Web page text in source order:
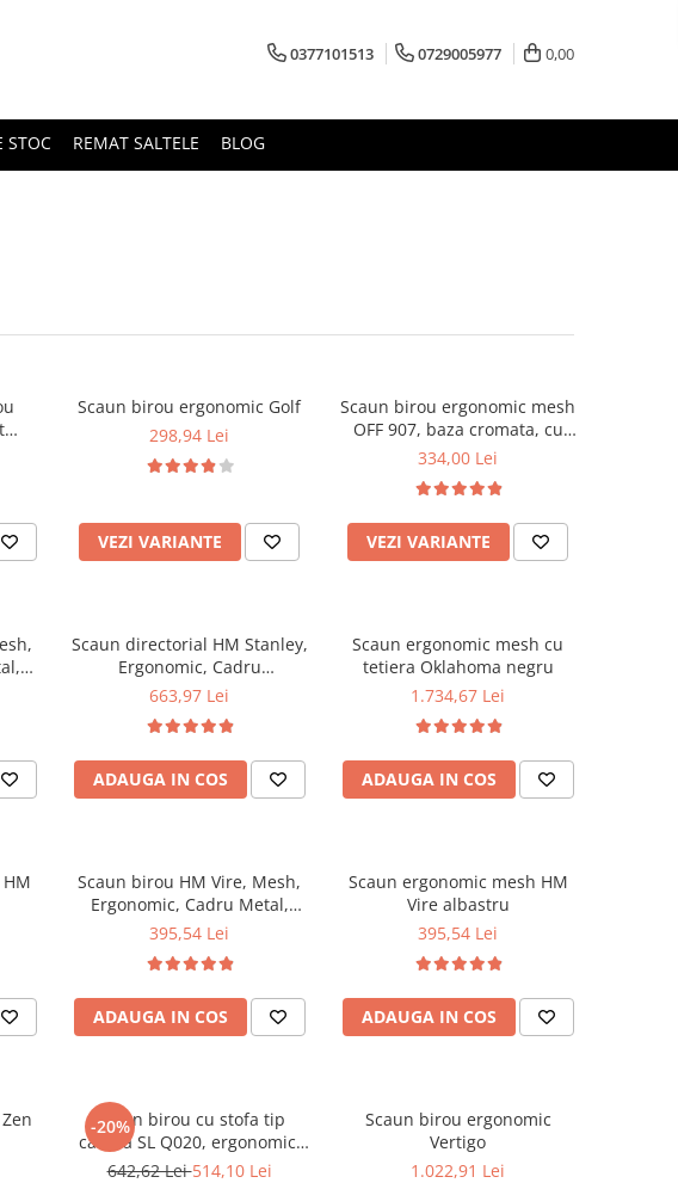
0377101513 0729005977 0,00
STOC REMAT SALTELE BLOG
Scaun birou ergonomic Golf
298,94 Lei
VEZI VARIANTE
Scaun birou ergonomic mesh
OFF 907, baza cromata, cu
tetiera, mecanism de balans,
334,00 Lei
VEZI VARIANTE
Scaun directorial HM Stanley,
Ergonomic, Cadru
Polipropilena, Piele ecologica,
balansare, 102kg, 115x59x50
cm, Negru
663,97 Lei
ADAUGA IN COS
Scaun ergonomic mesh cu
tetiera Oklahoma negru
1.734,67 Lei
ADAUGA IN COS
Scaun birou HM Vire, Mesh,
Ergonomic, Cadru Metal,
Tetiera cu piele ecologica,
balansare, 100 Kg, Gri
395,54 Lei
ADAUGA IN COS
Scaun ergonomic mesh HM
Vire albastru
395,54 Lei
ADAUGA IN COS
-20%
Scaun birou cu stofa tip
catifea SL Q020, ergonomic,
inaltime reglabila, cadru
642,62 Lei514,10 Lei
Scaun birou ergonomic
Vertigo
1.022,91 Lei